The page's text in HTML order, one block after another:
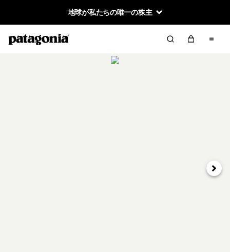
地球が私たちの唯一の株主
次へ